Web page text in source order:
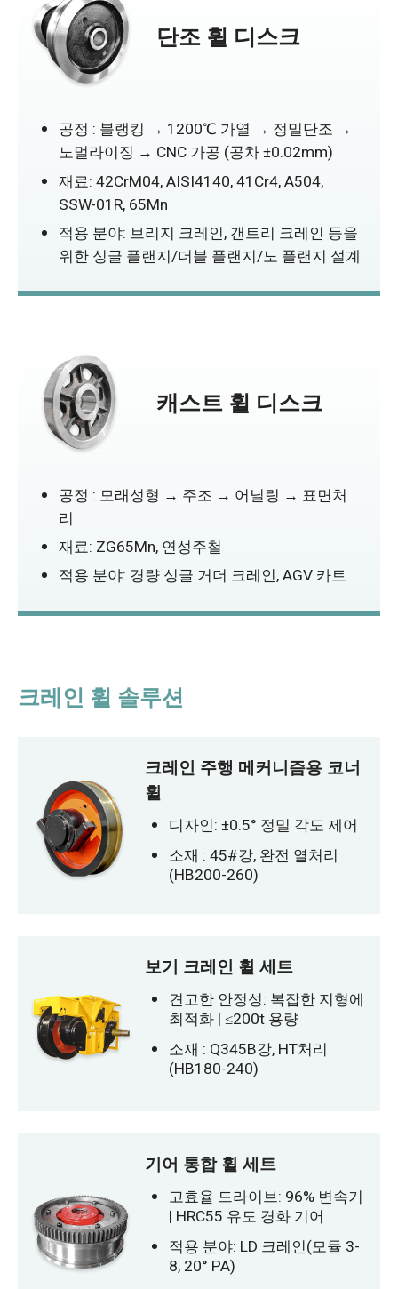
단조 휠 디스크
공정 : 블랭킹 → 1200℃ 가열 → 정밀단조 →
노멀라이징 → CNC 가공 (공차 ±0.02mm)
재료: 42CrM04, AISI4140, 41Cr4, A504,
SSW-01R, 65Mn
적용 분야: 브리지 크레인, 갠트리 크레인 등을
위한 싱글 플랜지/더블 플랜지/노 플랜지 설계
캐스트 휠 디스크
공정 : 모래성형 → 주조 → 어닐링 → 표면처
리
재료: ZG65Mn, 연성주철
적용 분야: 경량 싱글 거더 크레인, AGV 카트
크레인 휠 솔루션
크레인 주행 메커니즘용 코너
휠
디자인: ±0.5° 정밀 각도 제어
소재 : 45#강, 완전 열처리
(HB200-260)
보기 크레인 휠 세트
견고한 안정성: 복잡한 지형에
최적화 | ≤200t 용량
소재 : Q345B강, HT처리
(HB180-240)
기어 통합 휠 세트
고효율 드라이브: 96% 변속기
| HRC55 유도 경화 기어
적용 분야: LD 크레인(모듈 3-
8, 20° PA)